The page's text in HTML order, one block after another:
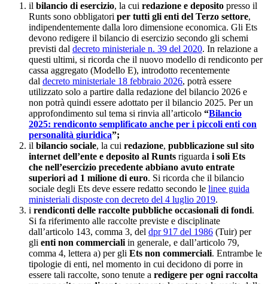
il bilancio di esercizio, la cui redazione e deposito presso il
Runts sono obbligatori per tutti gli enti del Terzo settore,
indipendentemente dalla loro dimensione economica. Gli Ets
devono redigere il bilancio di esercizio secondo gli schemi
previsti dal decreto ministeriale n. 39 del 2020. In relazione a
questi ultimi, si ricorda che il nuovo modello di rendiconto per
cassa aggregato (Modello E), introdotto recentemente
dal decreto ministeriale 18 febbraio 2026, potrà essere
utilizzato solo a partire dalla redazione del bilancio 2026 e
non potrà quindi essere adottato per il bilancio 2025. Per un
approfondimento sul tema si rinvia all’articolo “Bilancio
2025: rendiconto semplificato anche per i piccoli enti con
personalità giuridica”;
il bilancio sociale, la cui redazione, pubblicazione sul sito
internet dell’ente e deposito al Runts riguarda i soli Ets
che nell’esercizio precedente abbiano avuto entrate
superiori ad 1 milione di euro. Si ricorda che il bilancio
sociale degli Ets deve essere redatto secondo le linee guida
ministeriali disposte con decreto del 4 luglio 2019.
i rendiconti delle raccolte pubbliche occasionali di fondi.
Si fa riferimento alle raccolte previste e disciplinate
dall’articolo 143, comma 3, del dpr 917 del 1986 (Tuir) per
gli enti non commerciali in generale, e dall’articolo 79,
comma 4, lettera a) per gli Ets non commerciali. Entrambe le
tipologie di enti, nel momento in cui decidono di porre in
essere tali raccolte, sono tenute a redigere per ogni raccolta